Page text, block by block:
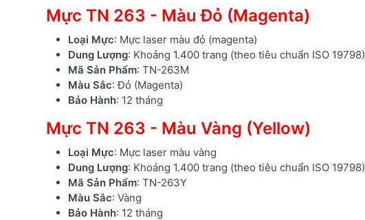
Mực TN 263 - Màu Đỏ (Magenta)
Loại Mực: Mực laser màu đỏ (magenta)
Dung Lượng: Khoảng 1.400 trang (theo tiêu chuẩn ISO 19798)
Mã Sản Phẩm: TN-263M
Màu Sắc: Đỏ (Magenta)
Bảo Hành: 12 tháng
Mực TN 263 - Màu Vàng (Yellow)
Loại Mực: Mực laser màu vàng
Dung Lượng: Khoảng 1.400 trang (theo tiêu chuẩn ISO 19798)
Mã Sản Phẩm: TN-263Y
Màu Sắc: Vàng
Bảo Hành: 12 tháng